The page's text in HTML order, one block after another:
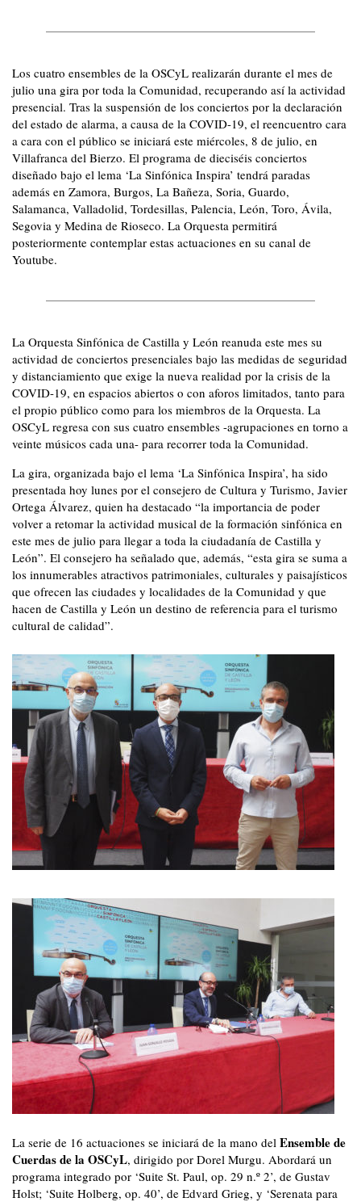
Los cuatro ensembles de la OSCyL realizarán durante el mes de
julio una gira por toda la Comunidad, recuperando así la actividad
presencial. Tras la suspensión de los conciertos por la declaración
del estado de alarma, a causa de la COVID-19, el reencuentro cara
a cara con el público se iniciará este miércoles, 8 de julio, en
Villafranca del Bierzo. El programa de dieciséis conciertos
diseñado bajo el lema ‘La Sinfónica Inspira’ tendrá paradas
además en Zamora, Burgos, La Bañeza, Soria, Guardo,
Salamanca, Valladolid, Tordesillas, Palencia, León, Toro, Ávila,
Segovia y Medina de Rioseco. La Orquesta permitirá
posteriormente contemplar estas actuaciones en su canal de
Youtube.
La Orquesta Sinfónica de Castilla y León reanuda este mes su
actividad de conciertos presenciales bajo las medidas de seguridad
y distanciamiento que exige la nueva realidad por la crisis de la
COVID-19, en espacios abiertos o con aforos limitados, tanto para
el propio público como para los miembros de la Orquesta. La
OSCyL regresa con sus cuatro ensembles -agrupaciones en torno a
veinte músicos cada una- para recorrer toda la Comunidad.
La gira, organizada bajo el lema ‘La Sinfónica Inspira’, ha sido
presentada hoy lunes por el consejero de Cultura y Turismo, Javier
Ortega Álvarez, quien ha destacado “la importancia de poder
volver a retomar la actividad musical de la formación sinfónica en
este mes de julio para llegar a toda la ciudadanía de Castilla y
León”. El consejero ha señalado que, además, “esta gira se suma a
los innumerables atractivos patrimoniales, culturales y paisajísticos
que ofrecen las ciudades y localidades de la Comunidad y que
hacen de Castilla y León un destino de referencia para el turismo
cultural de calidad”.
La serie de 16 actuaciones se iniciará de la mano del Ensemble de
Cuerdas de la OSCyL, dirigido por Dorel Murgu. Abordará un
programa integrado por ‘Suite St. Paul, op. 29 n.º 2’, de Gustav
Holst; ‘Suite Holberg, op. 40’, de Edvard Grieg, y ‘Serenata para